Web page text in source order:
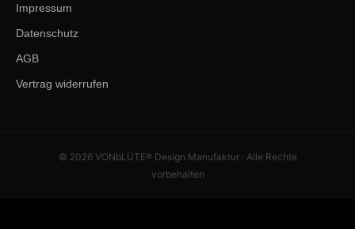
Impressum
Datenschutz
AGB
Vertrag widerrufen
© 2026 VONbLÜTE® Design Manufaktur · Alle Rechte
vorbehalten